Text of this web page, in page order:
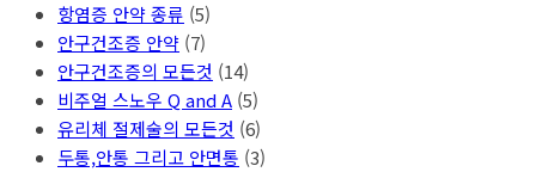
항염증 안약 종류 (5)
안구건조증 안약 (7)
안구건조증의 모든것 (14)
비주얼 스노우 Q and A (5)
유리체 절제술의 모든것 (6)
두통,안통 그리고 안면통 (3)